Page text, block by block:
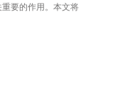
要的作用。本文将